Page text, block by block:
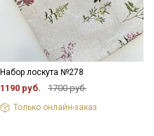
Набор лоскута №278
1190 руб. 1700 руб.
Только онлайн-заказ